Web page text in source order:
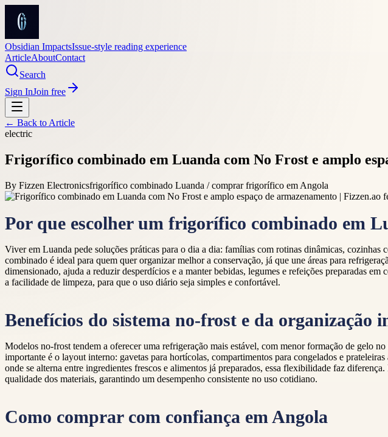
Obsidian ImpactsIssue-style reading experience
ArticleAboutContact
Search
Sign InJoin free
← Back to Article
electric
Frigorífico combinado em Luanda com No Frost e amplo
By Fizzen Electronicsfrigorífico combinado Luanda / comprar frigorífico em Angola
Por que escolher um frigorífico combinado em
Viver em Luanda pede soluções práticas para o dia a dia: famílias com rotinas dinâmicas,
combinado é ideal para quem quer organizar melhor a conservação, já que une áreas para
dimensionado, ajuda a reduzir desperdícios e a manter bebidas, legumes e refeições preparadas
a facilidade de limpeza, para que o uso diário seja simples e confortável.
Benefícios do sistema no-frost e da organização
Modelos no-frost tendem a oferecer uma refrigeração mais estável, com menor formação de gelo
importante é o layout interno: gavetas para hortícolas, compartimentos para congelados e
onde se alterna entre ingredientes frescos e alimentos já preparados, essa flexibilidade faz
qualidade dos materiais, garantindo um desempenho consistente no uso cotidiano.
Como comprar com confiança em Angola